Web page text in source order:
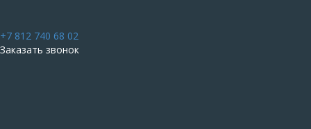
+7 812 740 68 02
Заказать звонок